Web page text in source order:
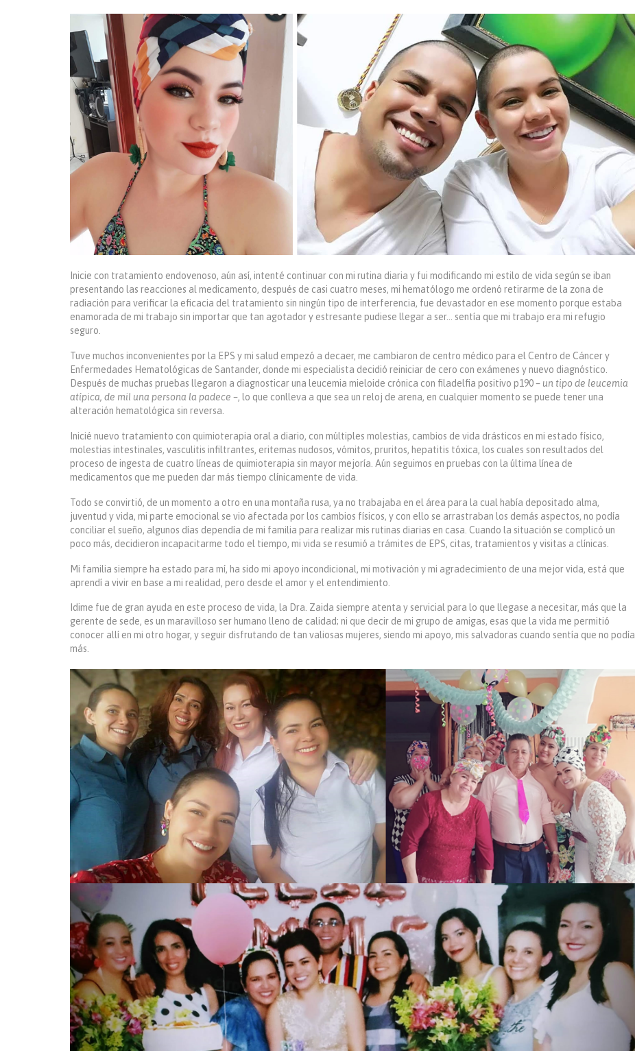
Inicie con tratamiento endovenoso, aún así, intenté continuar con mi rutina diaria y fui modificando mi estilo de vida según se iban
presentando las reacciones al medicamento, después de casi cuatro meses, mi hematólogo me ordenó retirarme de la zona de
radiación para verificar la eficacia del tratamiento sin ningún tipo de interferencia, fue devastador en ese momento porque estaba
enamorada de mi trabajo sin importar que tan agotador y estresante pudiese llegar a ser… sentía que mi trabajo era mi refugio
seguro.
Tuve muchos inconvenientes por la EPS y mi salud empezó a decaer, me cambiaron de centro médico para el Centro de Cáncer y
Enfermedades Hematológicas de Santander, donde mi especialista decidió reiniciar de cero con exámenes y nuevo diagnóstico.
Después de muchas pruebas llegaron a diagnosticar una leucemia mieloide crónica con filadelfia positivo p190– un tipo de leucemia
atípica, de mil una persona la padece –, lo que conlleva a que sea un reloj de arena, en cualquier momento se puede tener una
alteración hematológica sin reversa.
Inicié nuevo tratamiento con quimioterapia oral a diario, con múltiples molestias, cambios de vida drásticos en mi estado físico,
molestias intestinales, vasculitis infiltrantes, eritemas nudosos, vómitos, pruritos, hepatitis tóxica, los cuales son resultados del
proceso de ingesta de cuatro líneas de quimioterapia sin mayor mejoría. Aún seguimos en pruebas con la última línea de
medicamentos que me pueden dar más tiempo clínicamente de vida.
Todo se convirtió, de un momento a otro en una montaña rusa, ya no trabajaba en el área para la cual había depositado alma,
juventud y vida, mi parte emocional se vio afectada por los cambios físicos, y con ello se arrastraban los demás aspectos, no podía
conciliar el sueño, algunos días dependía de mi familia para realizar mis rutinas diarias en casa. Cuando la situación se complicó un
poco más, decidieron incapacitarme todo el tiempo, mi vida se resumió a trámites de EPS, citas, tratamientos y visitas a clínicas.
Mi familia siempre ha estado para mí, ha sido mi apoyo incondicional, mi motivación y mi agradecimiento de una mejor vida, está que
aprendí a vivir en base a mi realidad, pero desde el amor y el entendimiento.
Idime fue de gran ayuda en este proceso de vida, la Dra. Zaida siempre atenta y servicial para lo que llegase a necesitar, más que la
gerente de sede, es un maravilloso ser humano lleno de calidad; ni que decir de mi grupo de amigas, esas que la vida me permitió
conocer allí en mi otro hogar, y seguir disfrutando de tan valiosas mujeres, siendo mi apoyo, mis salvadoras cuando sentía que no podía
más.